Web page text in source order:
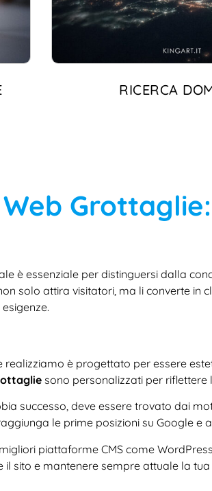
RICERCA
è essenziale per distinguersi dalla
solo attira visitatori, ma li converte
realizziamo è progettato per essere
sono personalizzati per riflettere
successo, deve essere trovato dai
le prime posizioni su Google e
piattaforme CMS come
sito e mantenere sempre attuale la tua